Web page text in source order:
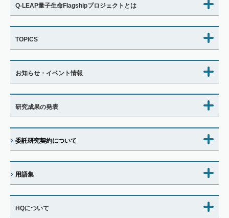
Q-LEAP量子生命Flagshipプロジェクトとは
TOPICS
お知らせ・イベント情報
研究成果の発表
委託研究契約について
用語集
HQについて